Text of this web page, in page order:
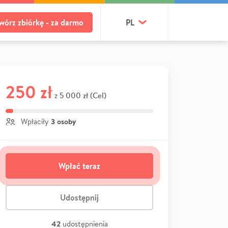
zbiórkę - za darmo PL
250 zł z 5 000 zł (Cel)
Wpłaciły 3 osoby
Wpłać teraz
Udostępnij
42 udostępnienia